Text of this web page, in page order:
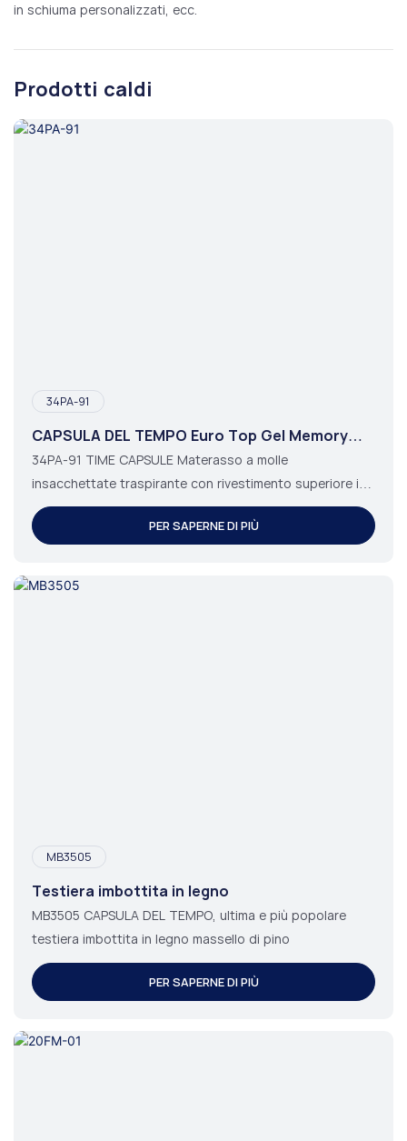
in schiuma personalizzati, ecc.
Prodotti caldi
34PA-91
CAPSULA DEL TEMPO Euro Top Gel Memory
Foam
34PA-91 TIME CAPSULE Materasso a molle
insacchettate traspirante con rivestimento superiore in
gel e strato superiore Euro Top.
PER SAPERNE DI PIÙ
MB3505
Testiera imbottita in legno
MB3505 CAPSULA DEL TEMPO, ultima e più popolare
testiera imbottita in legno massello di pino
PER SAPERNE DI PIÙ